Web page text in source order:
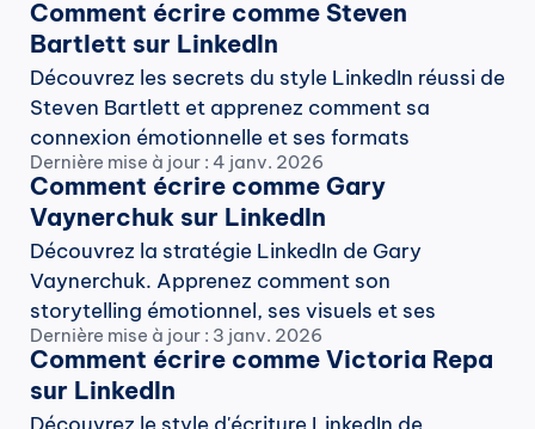
de son succès !
Comment écrire comme Steven
Bartlett sur LinkedIn
Découvrez les secrets du style LinkedIn réussi de
Steven Bartlett et apprenez comment sa
connexion émotionnelle et ses formats
engageants peuvent inspirer votre contenu.
Dernière mise à jour : 4 janv. 2026
Comment écrire comme Gary
Vaynerchuk sur LinkedIn
Découvrez la stratégie LinkedIn de Gary
Vaynerchuk. Apprenez comment son
storytelling émotionnel, ses visuels et ses
publications fréquentes maintiennent
l'engagement de 5 millions de followers.
Dernière mise à jour : 3 janv. 2026
Comment écrire comme Victoria Repa
sur LinkedIn